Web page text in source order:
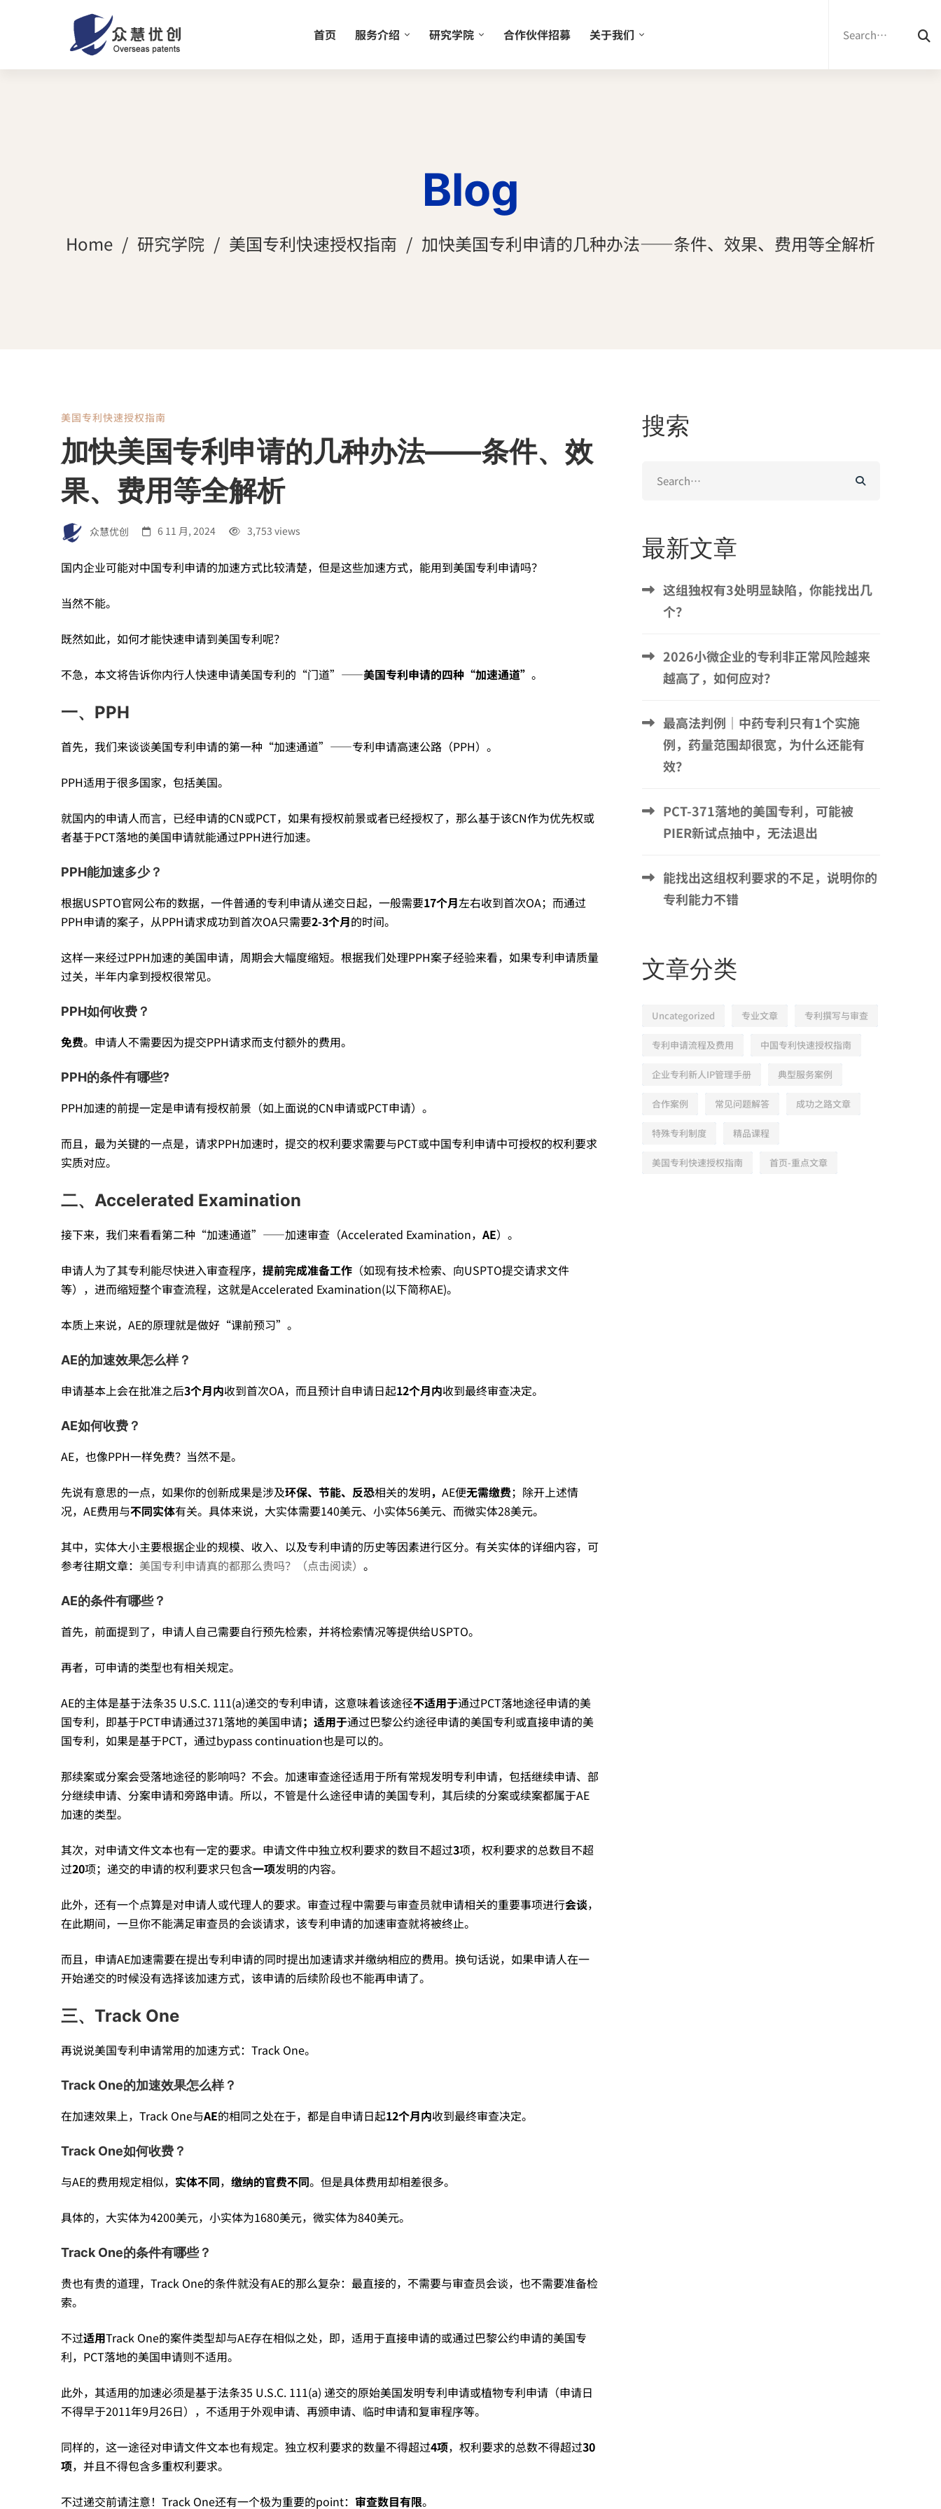
首页 服务介绍 研究学院 合作伙伴招募 关于我们
Blog
Home 研究学院 美国专利快速授权指南 加快美国专利申请的几种办法——条件、效果、费用等全解析
加
快
美
国
专
利
申
请
的
几
种
办
法
——
条
件、
效
果、
费
用
等
全
解
析
美国专利快速授权指南
加快美国专利申请的几种办法——条件、效
果、费用等全解析
众慧优创 6 11 月, 2024 3,753 views
国内企业可能对中国专利申请的加速方式比较清楚，但是这些加速方式，能用到美国专利申请吗？
当然不能。
既然如此，如何才能快速申请到美国专利呢？
不急，本文将告诉你内行人快速申请美国专利的“门道”——美国专利申请的四种“加速通道” 。
一、PPH
首先，我们来谈谈美国专利申请的第一种“加速通道”——专利申请高速公路（PPH）。
PPH适用于很多国家，包括美国。
就国内的申请人而言，已经申请的CN或PCT，如果有授权前景或者已经授权了，那么基于该CN作为优先权或
者基于PCT落地的美国申请就能通过PPH进行加速。
PPH能加速多少？
根据USPTO官网公布的数据，一件普通的专利申请从递交日起，一般需要17个月左右收到首次OA；而通过
PPH申请的案子，从PPH请求成功到首次OA只需要2-3个月的时间。
这样一来经过PPH加速的美国申请，周期会大幅度缩短。根据我们处理PPH案子经验来看，如果专利申请质量
过关，半年内拿到授权很常见。
PPH如何收费？
免费。申请人不需要因为提交PPH请求而支付额外的费用。
PPH的条件有哪些?
PPH加速的前提一定是申请有授权前景（如上面说的CN申请或PCT申请）。
而且，最为关键的一点是，请求PPH加速时，提交的权利要求需要与PCT或中国专利申请中可授权的权利要求
实质对应。
二、Accelerated Examination
接下来，我们来看看第二种“加速通道”——加速审查（Accelerated Examination， AE）。
申请人为了其专利能尽快进入审查程序， 提前完成准备工作 （如现有技术检索、向USPTO提交请求文件
等），进而缩短整个审查流程，这就是Accelerated Examination(以下简称AE)。
本质上来说，AE的原理就是做好“课前预习”。
AE的加速效果怎么样？
申请基本上会在批准之后3个月内收到首次OA，而且预计自申请日起12个月内收到最终审查决定。
AE如何收费？
AE，也像PPH一样免费？当然不是。
先说有意思的一点，如果你的创新成果是涉及环保、节能、反恐相关的发明， AE便无需缴费；除开上述情
况，AE费用与不同实体有关。具体来说，大实体需要140美元、小实体56美元、而微实体28美元。
其中，实体大小主要根据企业的规模、收入、以及专利申请的历史等因素进行区分。有关实体的详细内容，可
参考往期文章： 美国专利申请真的都那么贵吗？（点击阅读） 。
AE的条件有哪些？
首先，前面提到了，申请人自己需要自行预先检索，并将检索情况等提供给USPTO。
再者，可申请的类型也有相关规定。
AE的主体是基于法条35 U.S.C. 111(a)递交的专利申请，这意味着该途径不适用于通过PCT落地途径申请的美
国专利，即基于PCT申请通过371落地的美国申请；适用于通过巴黎公约途径申请的美国专利或直接申请的美
国专利，如果是基于PCT，通过bypass continuation也是可以的。
那续案或分案会受落地途径的影响吗？不会。加速审查途径适用于所有常规发明专利申请，包括继续申请、部
分继续申请、分案申请和旁路申请。所以，不管是什么途径申请的美国专利，其后续的分案或续案都属于AE
加速的类型。
其次，对申请文件文本也有一定的要求。申请文件中独立权利要求的数目不超过3项，权利要求的总数目不超
过20项；递交的申请的权利要求只包含一项发明的内容。
此外，还有一个点算是对申请人或代理人的要求。审查过程中需要与审查员就申请相关的重要事项进行会谈，
在此期间，一旦你不能满足审查员的会谈请求，该专利申请的加速审查就将被终止。
而且，申请AE加速需要在提出专利申请的同时提出加速请求并缴纳相应的费用。换句话说，如果申请人在一
开始递交的时候没有选择该加速方式，该申请的后续阶段也不能再申请了。
三、Track One
再说说美国专利申请常用的加速方式：Track One。
Track One的加速效果怎么样？
在加速效果上，Track One与AE的相同之处在于，都是自申请日起12个月内收到最终审查决定。
Track One如何收费？
与AE的费用规定相似， 实体不同， 缴纳的官费不同。但是具体费用却相差很多。
具体的，大实体为4200美元，小实体为1680美元，微实体为840美元。
Track One的条件有哪些？
贵也有贵的道理，Track One的条件就没有AE的那么复杂：最直接的，不需要与审查员会谈，也不需要准备检
索。
不过适用Track One的案件类型却与AE存在相似之处，即，适用于直接申请的或通过巴黎公约申请的美国专
利，PCT落地的美国申请则不适用。
此外，其适用的加速必须是基于法条35 U.S.C. 111(a) 递交的原始美国发明专利申请或植物专利申请（申请日
不得早于2011年9月26日），不适用于外观申请、再颁申请、临时申请和复审程序等。
同样的，这一途径对申请文件文本也有规定。独立权利要求的数量不得超过4项，权利要求的总数不得超过30
项，并且不得包含多重权利要求。
不过递交前请注意！Track One还有一个极为重要的point： 审查数目有限。
搜索
for:
最新文章
这组独权有3处明显缺陷，你能找出几
个？
2026小微企业的专利非正常风险越来
越高了，如何应对？
最高法判例｜中药专利只有1个实施
例，药量范围却很宽，为什么还能有
效？
PCT-371落地的美国专利，可能被
PIER新试点抽中，无法退出
能找出这组权利要求的不足，说明你的
专利能力不错
文章分类
Uncategorized 专业文章 专利撰写与审查
专利申请流程及费用 中国专利快速授权指南
企业专利新人IP管理手册 典型服务案例
合作案例 常见问题解答 成功之路文章
特殊专利制度 精品课程
美国专利快速授权指南 首页-重点文章